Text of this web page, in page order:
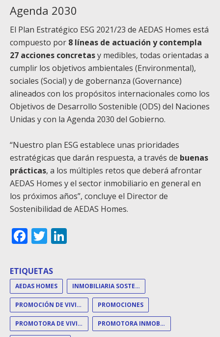
Agenda 2030
El Plan Estratégico ESG 2021/23 de AEDAS Homes está
compuesto por 8 líneas de actuación y contempla
27 acciones concretasy medibles, todas orientadas a
cumplir los objetivos ambientales (Environmental),
sociales (Social) y de gobernanza (Governance)
alineados con los propósitos internacionales como los
Objetivos de Desarrollo Sostenible (ODS) del Naciones
Unidas y con la Agenda 2030 del Gobierno.
“Nuestro plan ESG establece unas prioridades
estratégicas que darán respuesta, a través de buenas
prácticas, a los múltiples retos que deberá afrontar
AEDAS Homes y el sector inmobiliario en general en
los próximos años”, concluye el Director de
Sostenibilidad de AEDAS Homes.
Facebook
Twitter
ETIQUETAS
AEDAS HOMES INMOBILIARIA SOSTENIBLE
PROMOCIÓN DE VIVIENDAS PROMOCIONES
PROMOTORA DE VIVIENDAS PROMOTORA INMOBILIARIA